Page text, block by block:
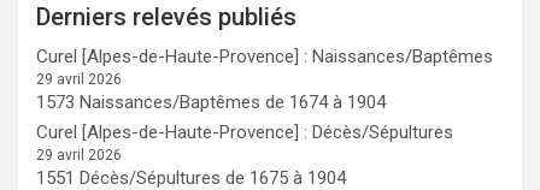
Derniers relevés publiés
Curel [Alpes-de-Haute-Provence] : Naissances/Baptêmes
29 avril 2026
1573 Naissances/Baptêmes de 1674 à 1904
Curel [Alpes-de-Haute-Provence] : Décès/Sépultures
29 avril 2026
1551 Décès/Sépultures de 1675 à 1904